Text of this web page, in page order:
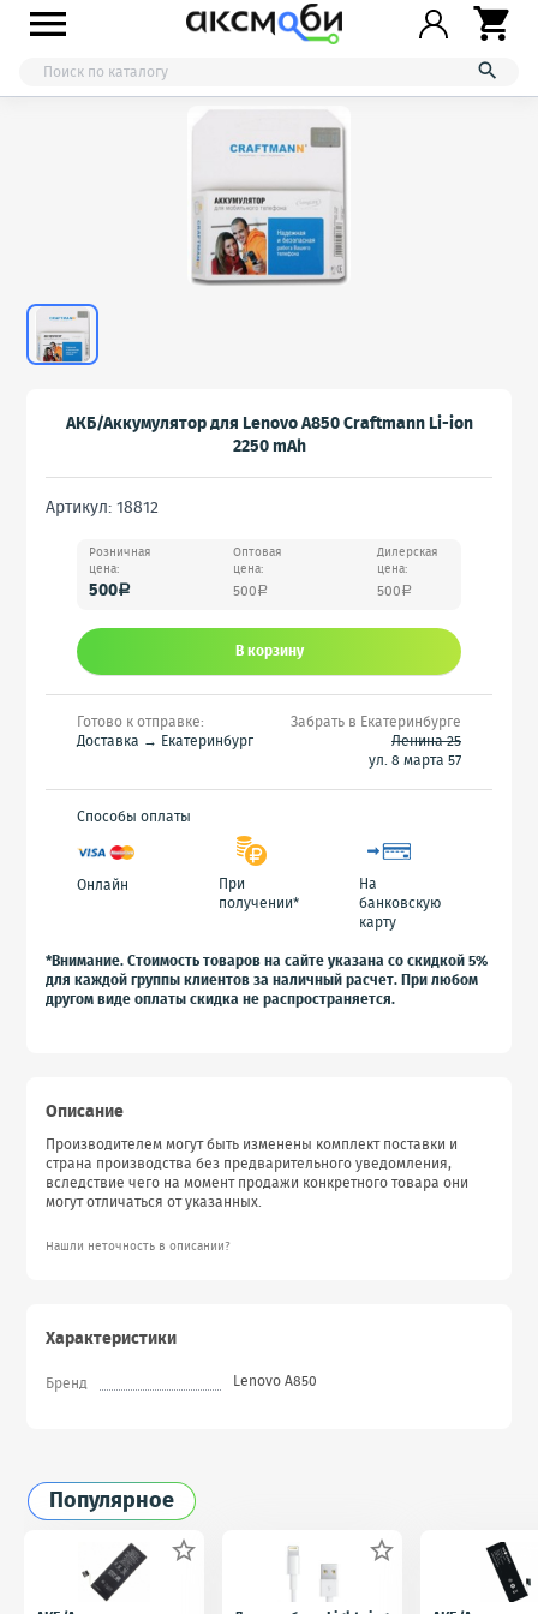



АКБ/Аккумулятор для Lenovo A850 Craftmann Li-ion
2250 mAh
Артикул: 18812
Розничная
цена:
500a
Оптовая
цена:
500 a
Дилерская
цена:
500 a
В корзину
Готово к отправке:
Доставка → Екатеринбург
Забрать в Екатеринбурге
Ленина 25
ул. 8 марта 57
Способы оплаты
Онлайн
При
получении*
На
банковскую
карту
*Внимание. Стоимость товаров на сайте указана со скидкой 5%
для каждой группы клиентов за наличный расчет. При любом
другом виде оплаты скидка не распространяется.
Описание
Производителем могут быть изменены комплект поставки и
страна производства без предварительного уведомления,
вследствие чего на момент продажи конкретного товара они
могут отличаться от указанных.
Нашли неточность в описании?
Характеристики
Бренд Lenovo A850
Популярное
 